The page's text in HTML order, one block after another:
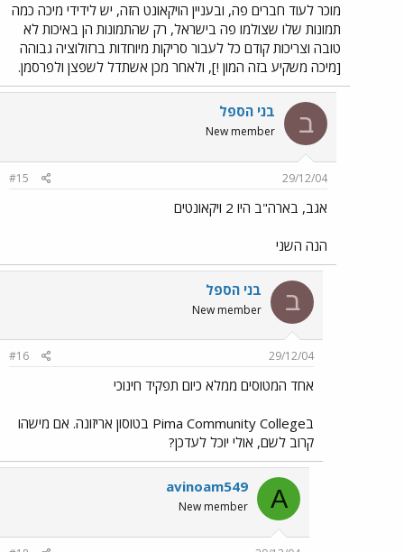
מוכר לעוד חברים פה, ובעניין הויקאונט הזה, יש לידידי מיכה כמה
תמונות שלו שצולמו פה בישראל, רק שהתמונות הן באיכות לא
טובה וצריכות קודם כל לעבור סריקות מיוחדות ברזולוציה גבוהה
[מיכה משקיע בזה המון !], ולאחר מכן אשתדל לשפצן ולפרסמן.
ב בני הספל
New member
29/12/04
#15
אגב, בארה"ב היו 2 ויקאונטים
הנה השני
ב בני הספל
New member
29/12/04
#16
אחד המטוסים ממלא כיום תפקיד חינוכי
בPima Community College בטוסון אריזונה. אם מישהו
קרוב לשם, אולי יוכל לעדכן?
A
avinoam549
New member